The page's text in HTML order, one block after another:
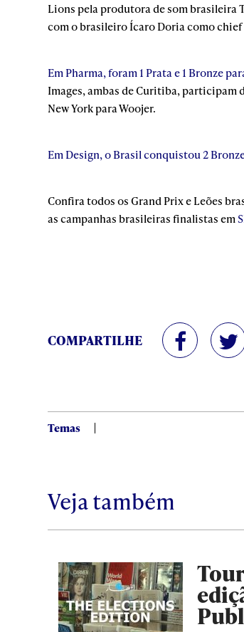
Lions pela produtora de som brasileira
com o brasileiro Ícaro Doria como
Em Pharma, foram 1 Prata e 1 Bronze
Images, ambas de Curitiba, participam
New York para Woojer.
Em Design, o Brasil conquistou 2
Confira todos os Grand Prix e Leões
as campanhas brasileiras finalistas em
COMPARTILHE
Temas
Veja também